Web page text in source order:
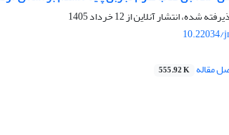
شده، انتشار آنلاین از12 خرداد 1405
10.22034/
مقاله 555.92 K